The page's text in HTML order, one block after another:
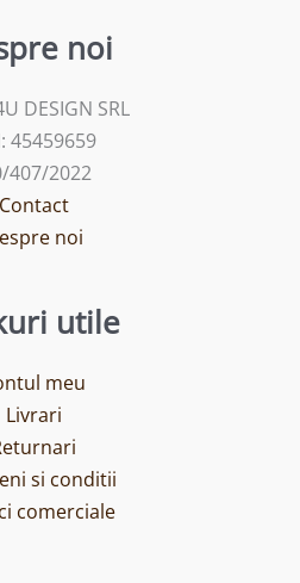
noi
DESIGN SRL
45459659
407/2022
Contact
noi
utile
meu
Livrari
si conditii
comerciale